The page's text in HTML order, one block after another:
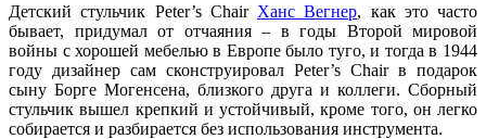
Детский стульчик Peter’s Chair Ханс Вегнер, как это часто
бывает, придумал от отчаяния – в годы Второй мировой
войны с хорошей мебелью в Европе было туго, и тогда в 1944
году дизайнер сам сконструировал Peter’s Chair в подарок
сыну Борге Могенсена, близкого друга и коллеги. Сборный
стульчик вышел крепкий и устойчивый, кроме того, он легко
собирается и разбирается без использования инструмента.